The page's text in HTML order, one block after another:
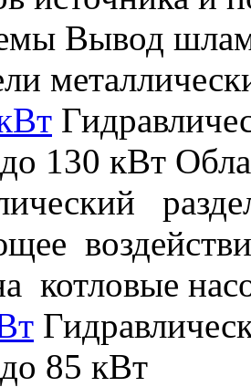
Вывод
130 кВт
котловые
85 кВт